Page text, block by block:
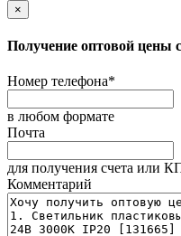
×
Получение оптовой цены
Номер телефона*
в любом формате
Почта
для получения счета или
Комментарий